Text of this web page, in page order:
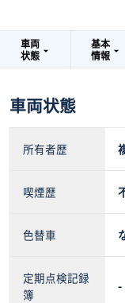
車両
状態
基本
情報
車両状態
所有者歴
喫煙歴
色替車
定期点検記録
簿
-